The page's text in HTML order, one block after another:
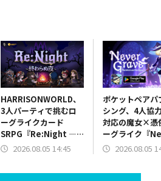
HARRISONWORLD、
3人パーティで挑むロ
ーグライクカード
SRPG『Re:Night ―
終わらぬ夜』をSteam
2026.08.05 14:45
ポケットペアパ
シング、4人協
対応の魔女×
ーグライク『
Grave: The
2026.08.05